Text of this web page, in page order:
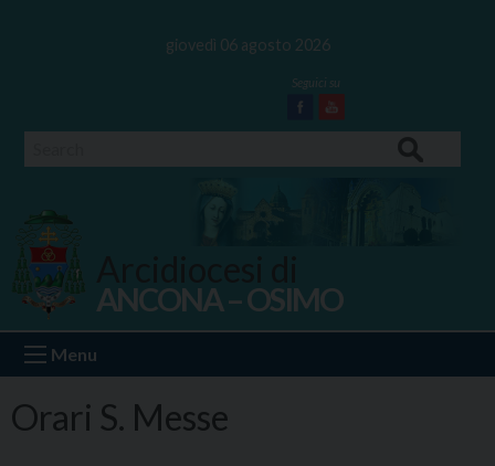
giovedì 06 agosto 2026
Facebook
Youtube
Ancona Osimo
ANCONA – OSIMO
Menu
Orari S. Messe